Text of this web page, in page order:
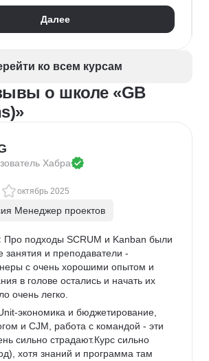
Далее
ко всем курсам
о школе «GB
Хабра
октябрь 2025
Менеджер проектов
Про подходы SCRUM и Kanban были
занятия и преподаватели -
с очень хорошими опытом и
в голове остались и начать их
очень легко.
экономика и бюджетирование,
и CJM, работа с командой - эти
сильно страдают.Курс сильно
хотя знаний и программа там